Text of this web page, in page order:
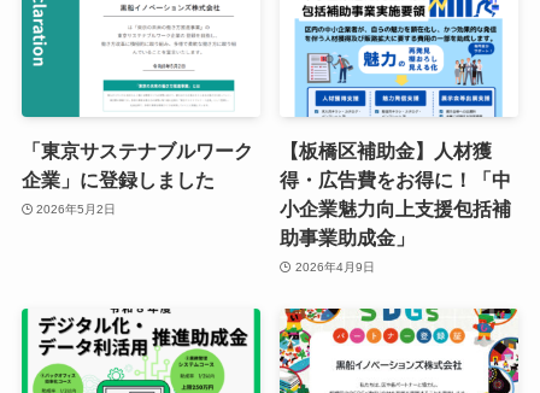
「東京サステナブルワーク
企業」に登録しました
2026年5月2日
【板橋区補助金】人材獲
得・広告費をお得に！「中
小企業魅力向上支援包括補
助事業助成金」
2026年4月9日